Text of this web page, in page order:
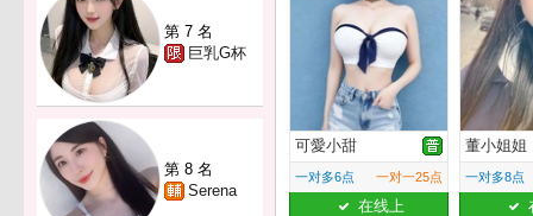
第 7 名
巨乳G杯
第 8 名
Serena
可愛小甜
一对多6点 一对一25点
在线上
董小姐姐
一对多8点